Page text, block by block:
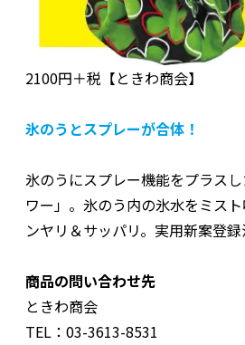
2100円＋税【ときわ商会】
氷のうとスプレーが合体！
氷のうにスプレー機能をプラス
ワー」。氷のう内の氷水をミス
ンヤリ＆サッパリ。実用新案登録
商品の問い合わせ先
ときわ商会
TEL：03-3613-8531